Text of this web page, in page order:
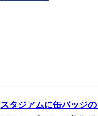
スタジアムに缶バッジ